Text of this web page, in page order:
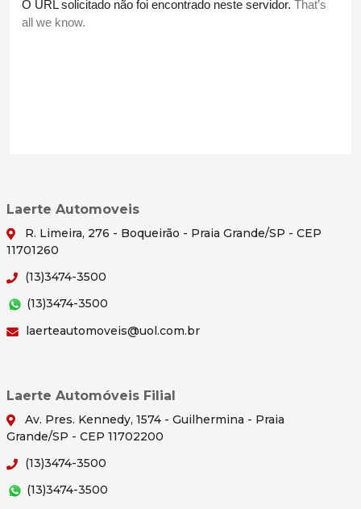
Laerte Automoveis
R. Limeira, 276 - Boqueirão - Praia Grande/SP - CEP
11701260
(13)3474-3500
(13)3474-3500
laerteautomoveis@uol.com.br
Laerte Automóveis Filial
Av. Pres. Kennedy, 1574 - Guilhermina - Praia
Grande/SP - CEP 11702200
(13)3474-3500
(13)3474-3500